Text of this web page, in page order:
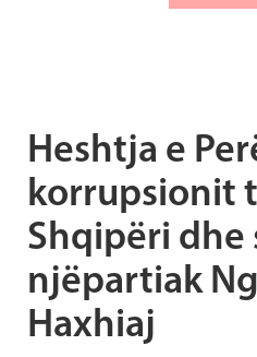
Heshtja e
korrupsionit
Shqipëri dhe
njëpartiak
Haxhiaj